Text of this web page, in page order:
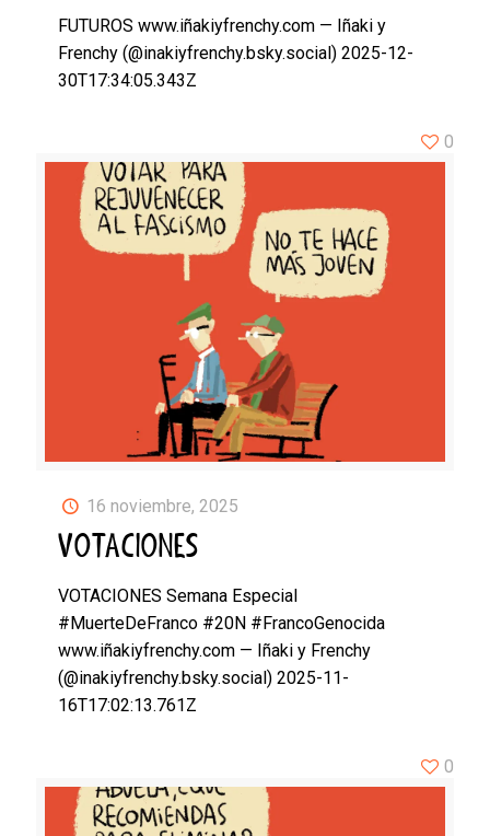
FUTUROS www.iñakiyfrenchy.com — Iñaki y
Frenchy (@inakiyfrenchy.bsky.social) 2025-12-
30T17:34:05.343Z
16 noviembre, 2025
VOTACIONES
VOTACIONES Semana Especial
#MuerteDeFranco #20N #FrancoGenocida
www.iñakiyfrenchy.com — Iñaki y Frenchy
(@inakiyfrenchy.bsky.social) 2025-11-
16T17:02:13.761Z
0
0